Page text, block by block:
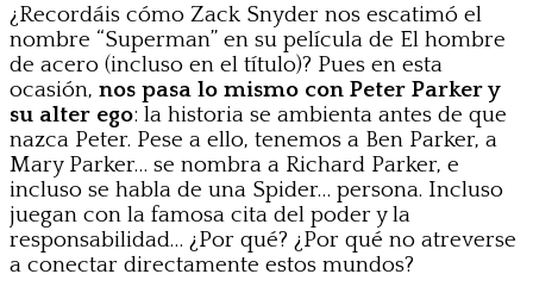
¿Recordáis cómo Zack Snyder nos escatimó el
nombre “Superman” en su película de El hombre
de acero (incluso en el título)? Pues en esta
ocasión, nos pasa lo mismo con Peter Parker y
su alter ego: la historia se ambienta antes de que
nazca Peter. Pese a ello, tenemos a Ben Parker, a
Mary Parker… se nombra a Richard Parker, e
incluso se habla de una Spider… persona. Incluso
juegan con la famosa cita del poder y la
responsabilidad… ¿Por qué? ¿Por qué no atreverse
a conectar directamente estos mundos?